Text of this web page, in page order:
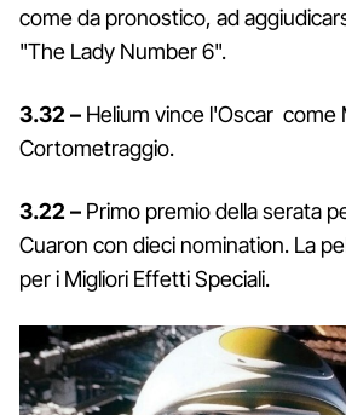
come da pronostico, ad
"The Lady Number 6".
3.32 – Helium vince l'Oscar come
Cortometraggio.
3.22 – Primo premio della serata
Cuaron con dieci nomination. La
per i Migliori Effetti Speciali.